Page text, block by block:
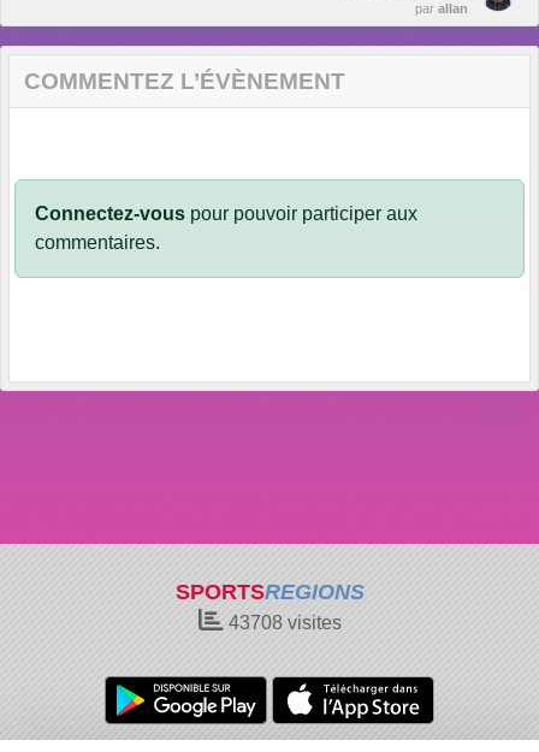
par allan
COMMENTEZ L’ÉVÈNEMENT
Connectez-vous pour pouvoir participer aux
commentaires.
SPORTSREGIONS
43708visites